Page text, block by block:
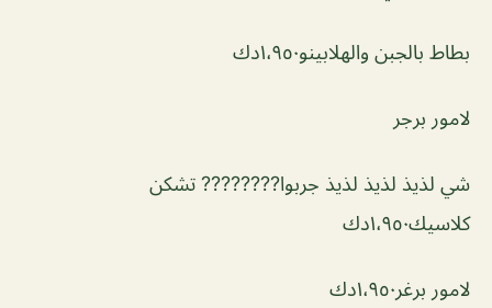
بطاط بالجبن والهلابينو١،٩٥٠دك
لامور برجر
شي لذيذ لذيذ لذيذ جربوا???????? تشكن
كلاسيك١،٩٥٠دك
لامور برغر١،٩٥٠دك